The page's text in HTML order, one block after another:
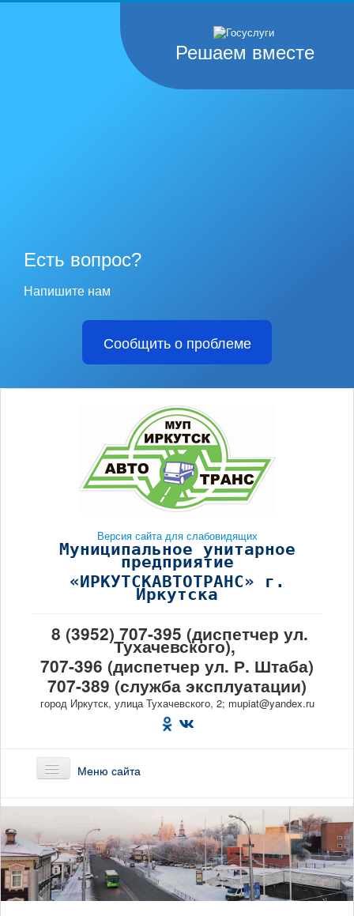
Решаем вместе
Есть вопрос?
Напишите нам
Сообщить о проблеме
Версия сайта для слабовидящих
Муниципальное унитарное
предприятие
«ИРКУТСКАВТОТРАНС» г.
Иркутска
8 (3952) 707-395 (диспетчер ул.
Тухачевского),
707-396 (диспетчер ул. Р. Штаба)
707-389 (служба эксплуатации)
город Иркутск, улица Тухачевского, 2; mupiat@yandex.ru
Меню сайта
О предприятии
Маршруты